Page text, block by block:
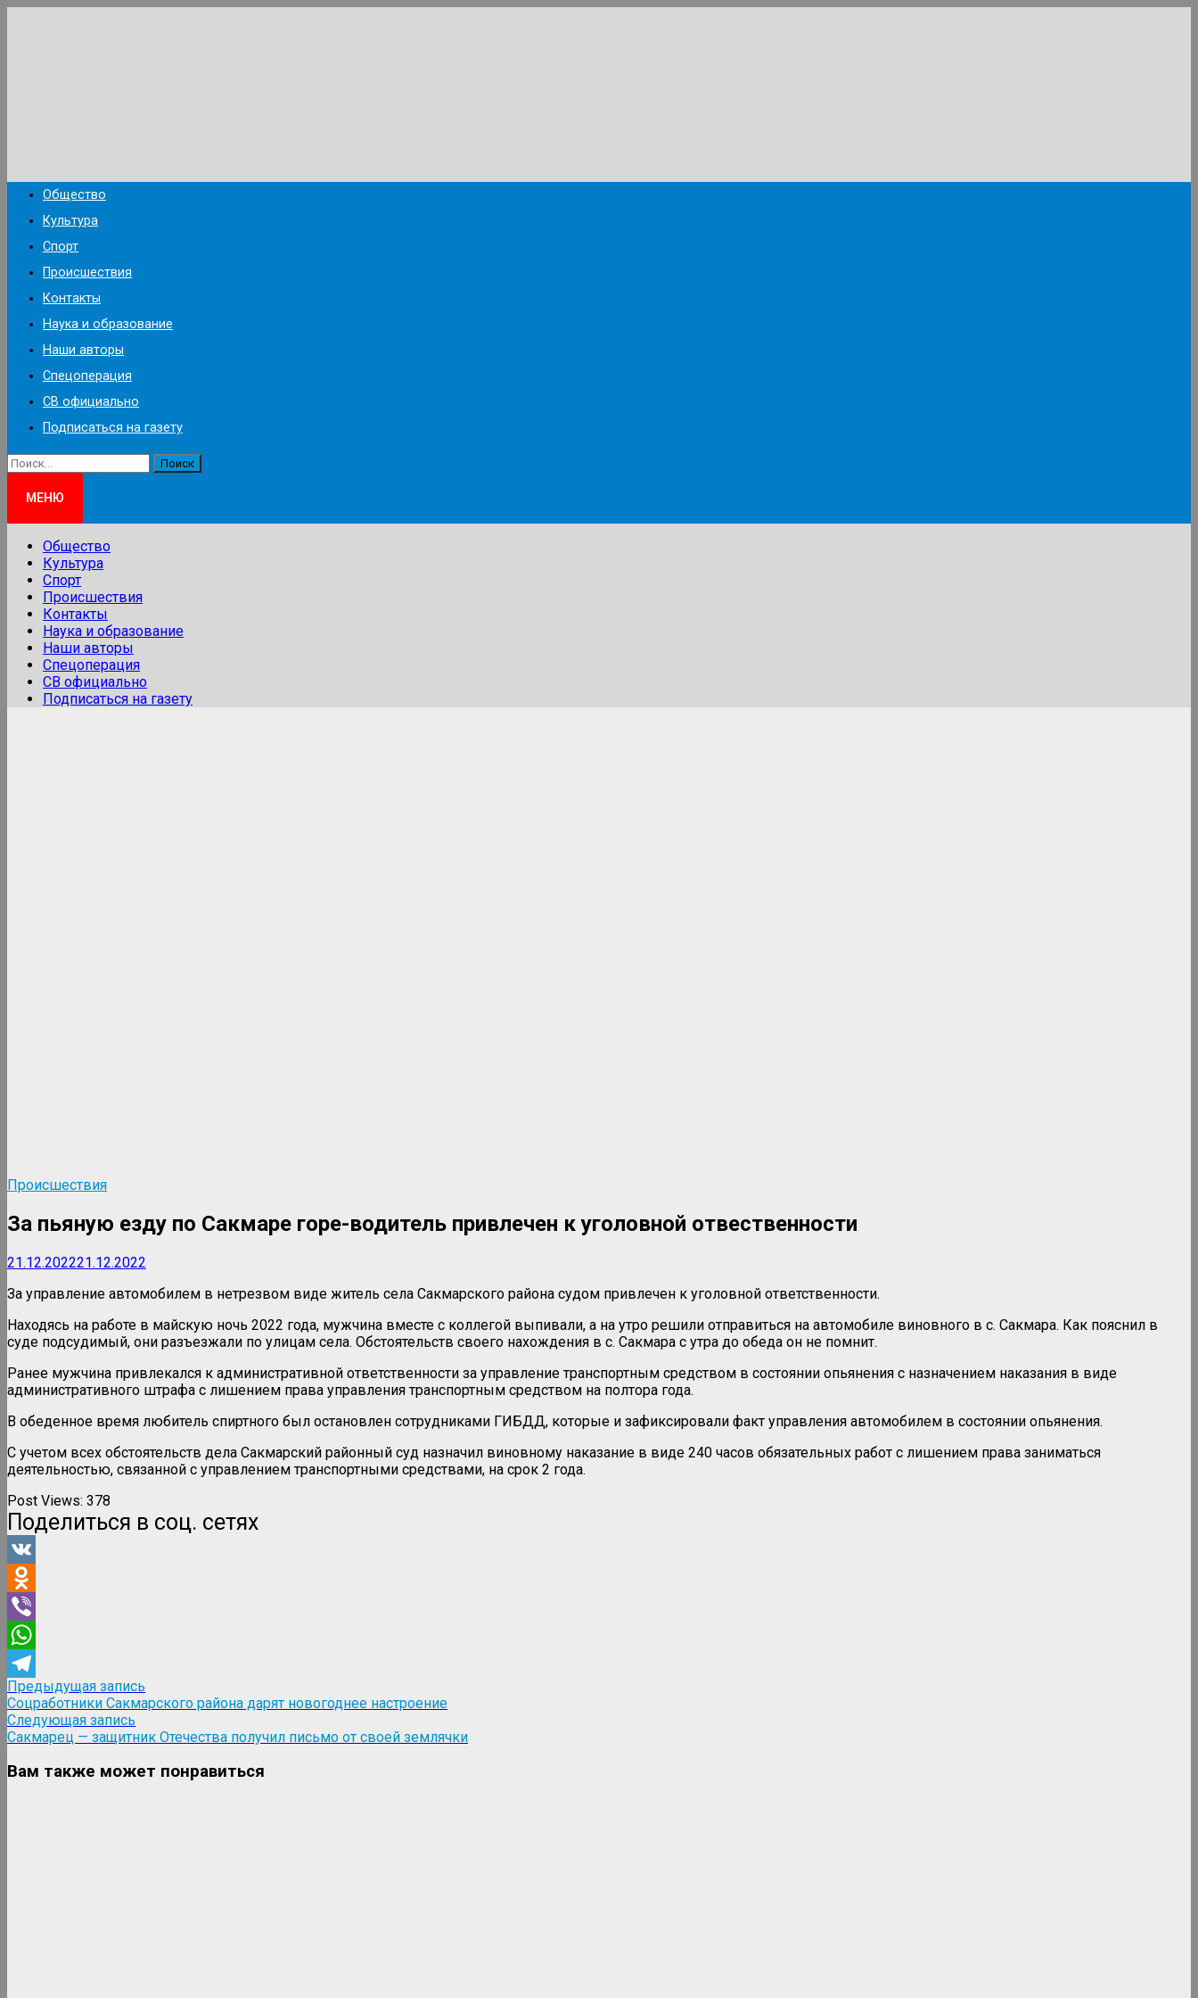
Общество
Культура
Спорт
Происшествия
Контакты
Наука и образование
Наши авторы
Спецоперация
СВ официально
Подписаться на газету
Найти:
МЕНЮ
Общество
Культура
Спорт
Происшествия
Контакты
Наука и образование
Наши авторы
Спецоперация
СВ официально
Подписаться на газету
Происшествия
За пьяную езду по Сакмаре горе-водитель привлечен к уголовной отвественности
21.12.202221.12.2022
За управление автомобилем в нетрезвом виде житель села Сакмарского района судом привлечен к уголовной ответственности.
Находясь на работе в майскую ночь 2022 года, мужчина вместе с коллегой выпивали, а на утро решили отправиться на автомобиле виновного в с. Сакмара. Как пояснил в
суде подсудимый, они разъезжали по улицам села. Обстоятельств своего нахождения в с. Сакмара с утра до обеда он не помнит.
Ранее мужчина привлекался к административной ответственности за управление транспортным средством в состоянии опьянения с назначением наказания в виде
административного штрафа с лишением права управления транспортным средством на полтора года.
В обеденное время любитель спиртного был остановлен сотрудниками ГИБДД, которые и зафиксировали факт управления автомобилем в состоянии опьянения.
С учетом всех обстоятельств дела Сакмарский районный суд назначил виновному наказание в виде 240 часов обязательных работ с лишением права заниматься
деятельностью, связанной с управлением транспортными средствами, на срок 2 года.
Post Views: 378
Поделиться в соц. сетях
VK
Odnoklassniki
Viber
WhatsApp
Telegram
Навигация
по
записям
Предыдущая запись
запись:
Соцработники Сакмарского района дарят новогоднее настроение
Следующая запись
запись:
Сакмарец — защитник Отечества получил письмо от своей землячки
Вам также может понравиться